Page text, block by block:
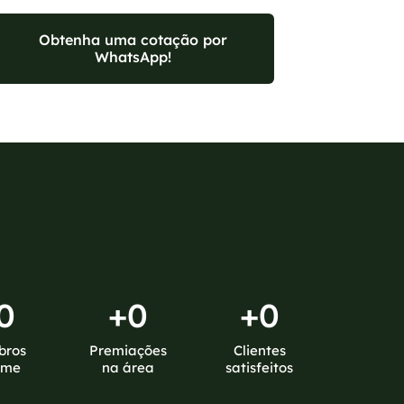
Obtenha uma cotação por
WhatsApp!
+0
Premiações
na área
+0
Clientes
satisfeitos